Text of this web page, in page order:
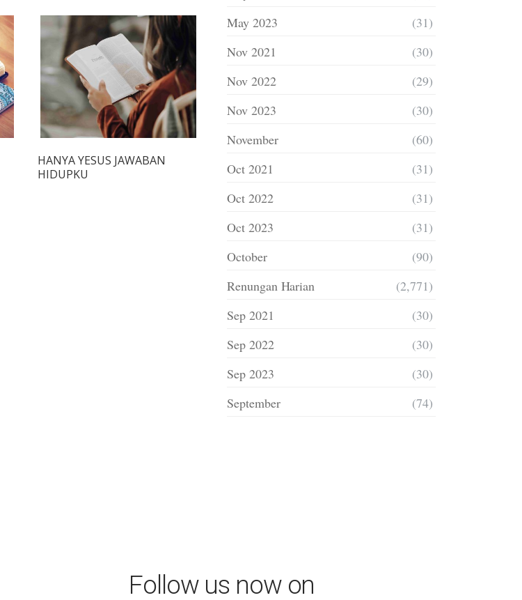
HANYA YESUS JAWABAN
HIDUPKU
May 2023
(31)
Nov 2021
(30)
Nov 2022
(29)
Nov 2023
(30)
November
(60)
Oct 2021
(31)
Oct 2022
(31)
Oct 2023
(31)
October
(90)
Renungan Harian
(2,771)
Sep 2021
(30)
Sep 2022
(30)
Sep 2023
(30)
September
(74)
Follow us now on